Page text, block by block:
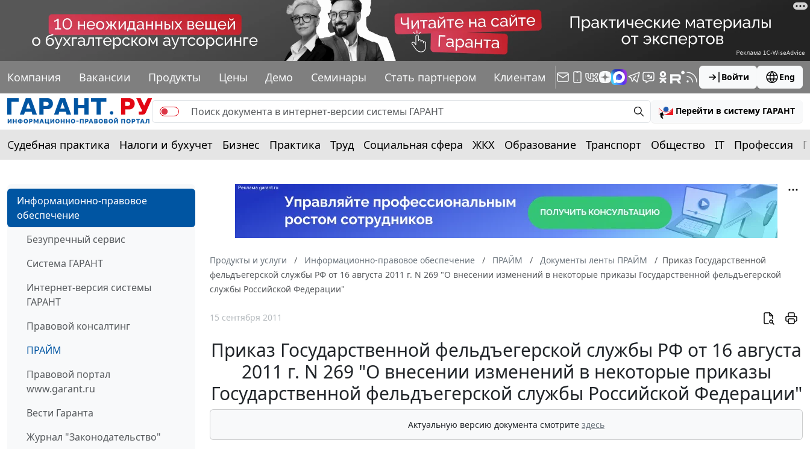
Компания Вакансии Продукты Цены Демо Семинары Стать партнером Клиентам Войти Eng
Перейти в систему ГАРАНТ
Судебная практика Налоги и бухучет Бизнес Практика Труд Социальная сфера ЖКХ Образование Транспорт Общество IT Профессия
Информационно-правовое
обеспечение
Безупречный сервис
Система ГАРАНТ
Интернет-версия системы
ГАРАНТ
Правовой консалтинг
ПРАЙМ
Правовой портал
www.garant.ru
Вести Гаранта
Журнал "Законодательство"
Продукты и услуги Информационно-правовое обеспечение ПРАЙМ Документы ленты ПРАЙМ
Приказ Государственной
фельдъегерской службы РФ от 16 августа 2011 г. N 269 "О внесении изменений в некоторые приказы Государственной фельдъегерской
службы Российской Федерации"
15 сентября 2011
Приказ Государственной фельдъегерской службы РФ от 16 августа
2011 г. N 269 "О внесении изменений в некоторые приказы
Государственной фельдъегерской службы Российской Федерации"
Актуальную версию документа смотрите здесь